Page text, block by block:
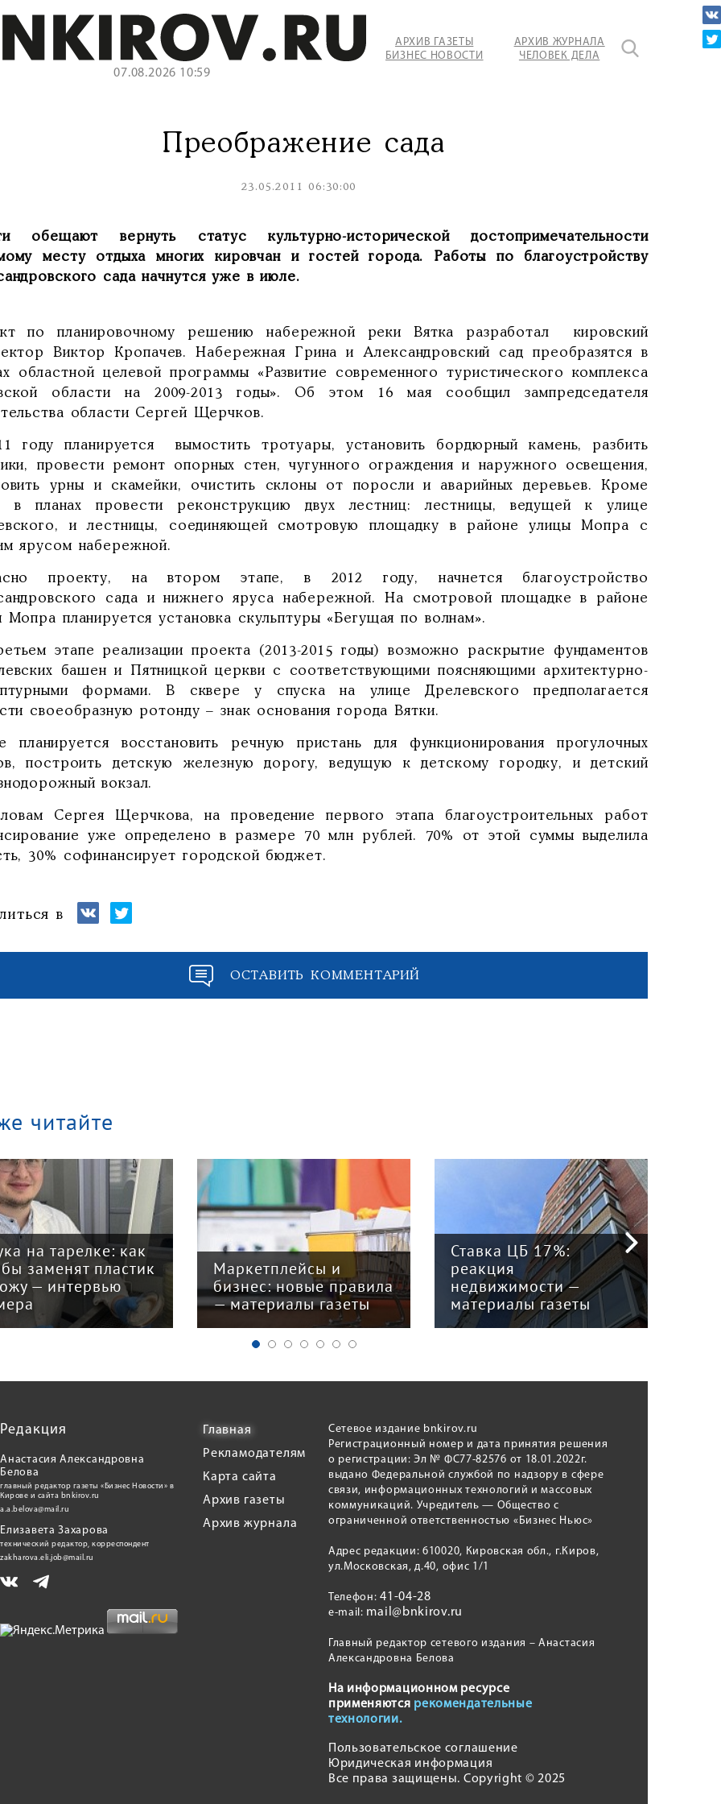
07.08.2026 10:59
АРХИВ ГАЗЕТЫ
БИЗНЕС НОВОСТИ
АРХИВ ЖУРНАЛА
ЧЕЛОВЕК ДЕЛА
Преображение сада
23.05.2011 06:30:00
обещают вернуть статус культурно-исторической достопримечательности
месту отдыха многих кировчан и гостей города. Работы по благоустройству
сада начнутся уже в июле.
по планировочному решению набережной реки Вятка разработал кировский
Виктор Кропачев. Набережная Грина и Александровский сад преобразятся в
областной целевой программы «Развитие современного туристического комплекса
области на 2009-2013 годы». Об этом 16 мая сообщил зампредседателя
области Сергей Щерчков.
году планируется вымостить тротуары, установить бордюрный камень, разбить
провести ремонт опорных стен, чугунного ограждения и наружного освещения,
урны и скамейки, очистить склоны от поросли и аварийных деревьев. Кроме
в планах провести реконструкцию двух лестниц: лестницы, ведущей к улице
и лестницы, соединяющей смотровую площадку в районе улицы Мопра с
ярусом набережной.
проекту, на втором этапе, в 2012 году, начнется благоустройство
сада и нижнего яруса набережной. На смотровой площадке в районе
Мопра планируется установка скульптуры «Бегущая по волнам».
этапе реализации проекта (2013-2015 годы) возможно раскрытие фундаментов
башен и Пятницкой церкви с соответствующими поясняющими архитектурно-
формами. В сквере у спуска на улице Дрелевского предполагается
своеобразную ротонду – знак основания города Вятки.
планируется восстановить речную пристань для функционирования прогулочных
построить детскую железную дорогу, ведущую к детскому городку, и детский
вокзал.
Сергея Щерчкова, на проведение первого этапа благоустроительных работ
уже определено в размере 70 млн рублей. 70% от этой суммы выделила
30% софинансирует городской бюджет.
в
ОСТАВИТЬ КОММЕНТАРИЙ
читайте
на тарелке: как
заменят пластик
— интервью
Маркетплейсы и
бизнес: новые правила
— материалы газеты
Ставка ЦБ 17%:
реакция
недвижимости —
материалы газеты
Редакция
Анастасия Александровна
Белова
главный редактор газеты «Бизнес Новости» в
Кирове и сайта bnkirov.ru
a.a.belova@mail.ru
Елизавета Захарова
технический редактор, корреспондент
zakharova.eli.job@mail.ru
Главная
Рекламодателям
Карта сайта
Архив газеты
Архив журнала
Сетевое издание bnkirov.ru
Регистрационный номер и дата принятия решения
о регистрации: Эл № ФС77-82576 от 18.01.2022г.
выдано Федеральной службой по надзору в сфере
связи, информационных технологий и массовых
коммуникаций. Учредитель — Общество с
ограниченной ответственностью «Бизнес Ньюс»
Адрес редакции: 610020, Кировская обл., г.Киров,
ул.Московская, д.40, офис 1/1
Телефон:41-04-28
e-mail: mail@bnkirov.ru
Главный редактор сетевого издания – Анастасия
Александровна Белова
На информационном ресурсе
применяются рекомендательные
технологии.
Пользовательское соглашение
Юридическая информация
Все права защищены. Copyright © 2025